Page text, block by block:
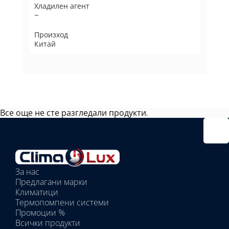
Хладилен агент
~
Произход
Китай
Все още не сте разгледали продукти.
Избрани
вътрешни
тела:
Избрано
тяло:
За нас
Предлагани марки
Климатици
Термопомпени системи
Промоции %
Всички продукти